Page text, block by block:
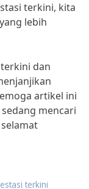
terkini, kita
lebih
dan
artikel ini
mencari
terkini